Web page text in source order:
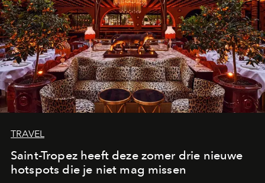
TRAVEL
Saint-Tropez heeft deze zomer drie nieuwe
hotspots die je niet mag missen